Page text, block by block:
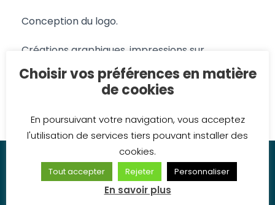
Conception du logo.
Créations graphiques, impressions sur
panneaux, habillage d’un comptoir, marquages
au sol, décorations murales, vitrages …
Choisir vos préférences en matière
de cookies
En poursuivant votre navigation, vous acceptez
l'utilisation de services tiers pouvant installer des
cookies.
Tout accepter Rejeter Personnaliser
En savoir plus